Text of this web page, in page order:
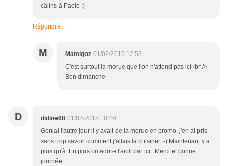
câlins à Paolo ;)
Répondre
M Mamigoz 01/02/2015 12:53
C'est surtout la morue que l'on n'attend pas ici<br />
Bon dimanche
D didine68 01/02/2015 10:46
Génial l'autre jour il y avait de la morue en promo, j'en ai pris
sans trop savoir comment j'allais la cuisiner :-) Maintenant y a
plus qu'à. En plus on adore l'aïoli par ici . Merci et bonne
journée.